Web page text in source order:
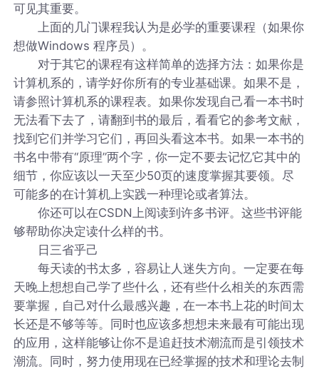
可见其重要。
上面的几门课程我认为是必学的重要课程（如果你
想做Windows 程序员）。
对于其它的课程有这样简单的选择方法：如果你是
计算机系的，请学好你所有的专业基础课。如果不是，
请参照计算机系的课程表。如果你发现自己看一本书时
无法看下去了，请翻到书的最后，看看它的参考文献，
找到它们并学习它们，再回头看这本书。如果一本书的
书名中带有“原理”两个字，你一定不要去记忆它其中的
细节，你应该以一天至少50页的速度掌握其要领。尽
可能多的在计算机上实践一种理论或者算法。
你还可以在CSDN上阅读到许多书评。这些书评能
够帮助你决定读什么样的书。
日三省乎己
每天读的书太多，容易让人迷失方向。一定要在每
天晚上想想自己学了些什么，还有些什么相关的东西需
要掌握，自己对什么最感兴趣，在一本书上花的时间太
长还是不够等等。同时也应该多想想未来最有可能出现
的应用，这样能够让你不是追赶技术潮流而是引领技术
潮流。同时，努力使用现在已经掌握的技术和理论去制